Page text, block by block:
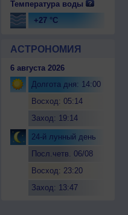
Температура воды
+27 °C
АСТРОНОМИЯ
6 августа 2026
Долгота дня: 14:00
Восход: 05:14
Заход: 19:14
24-й лунный день
Посл.четв. 06/08
Восход: 23:20
Заход: 13:47